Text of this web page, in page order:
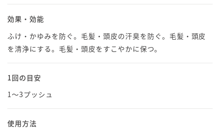
効果・効能
ふけ・かゆみを防ぐ。毛髪・頭皮の汗臭を防ぐ。毛髪・頭皮
を清浄にする。毛髪・頭皮をすこやかに保つ。
1回の目安
1〜3プッシュ
使用方法